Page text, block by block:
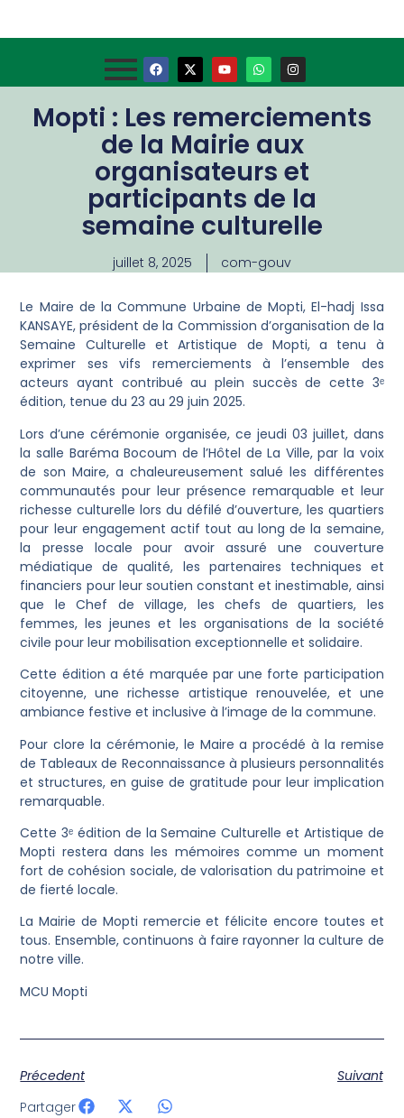
Mopti : Les remerciements
de la Mairie aux
organisateurs et
participants de la
semaine culturelle
juillet 8, 2025 com-gouv
Le Maire de la Commune Urbaine de Mopti, El-hadj Issa
KANSAYE, président de la Commission d’organisation de la
Semaine Culturelle et Artistique de Mopti, a tenu à
exprimer ses vifs remerciements à l’ensemble des
acteurs ayant contribué au plein succès de cette 3ᵉ
édition, tenue du 23 au 29 juin 2025.
Lors d’une cérémonie organisée, ce jeudi 03 juillet, dans
la salle Baréma Bocoum de l’Hôtel de La Ville, par la voix
de son Maire, a chaleureusement salué les différentes
communautés pour leur présence remarquable et leur
richesse culturelle lors du défilé d’ouverture, les quartiers
pour leur engagement actif tout au long de la semaine,
la presse locale pour avoir assuré une couverture
médiatique de qualité, les partenaires techniques et
financiers pour leur soutien constant et inestimable, ainsi
que le Chef de village, les chefs de quartiers, les
femmes, les jeunes et les organisations de la société
civile pour leur mobilisation exceptionnelle et solidaire.
Cette édition a été marquée par une forte participation
citoyenne, une richesse artistique renouvelée, et une
ambiance festive et inclusive à l’image de la commune.
Pour clore la cérémonie, le Maire a procédé à la remise
de Tableaux de Reconnaissance à plusieurs personnalités
et structures, en guise de gratitude pour leur implication
remarquable.
Cette 3ᵉ édition de la Semaine Culturelle et Artistique de
Mopti restera dans les mémoires comme un moment
fort de cohésion sociale, de valorisation du patrimoine et
de fierté locale.
La Mairie de Mopti remercie et félicite encore toutes et
tous. Ensemble, continuons à faire rayonner la culture de
notre ville.
MCU Mopti
Précedent
Suivant
Partager